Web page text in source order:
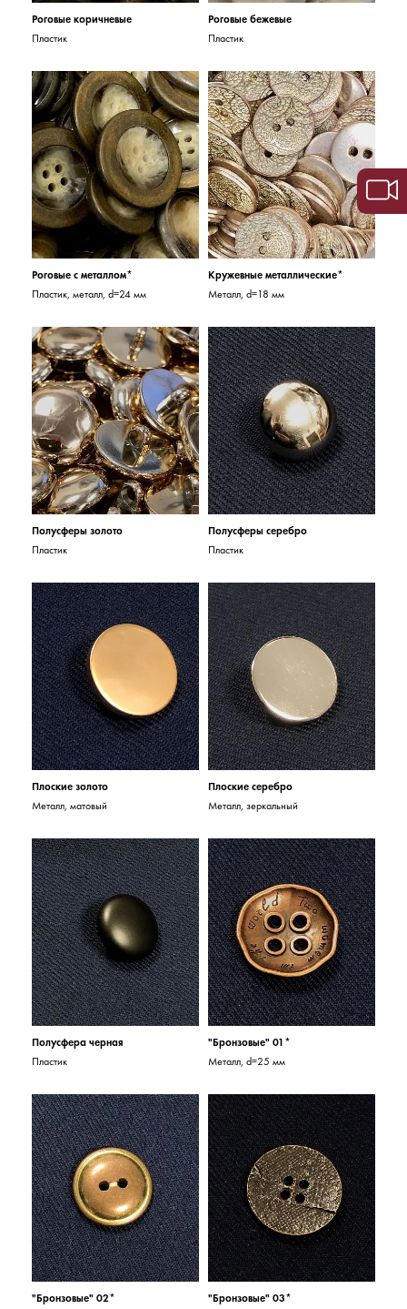
Роговые коричневые
Пластик
Роговые бежевые
Пластик
Роговые с металлом*
Пластик, металл, d=24 мм
Кружевные металлические*
Металл, d=18 мм
Полусферы золото
Пластик
Полусферы серебро
Пластик
Плоские золото
Металл, матовый
Плоские серебро
Металл, зеркальный
Полусфера черная
Пластик
"Бронзовые" 01*
Металл, d=25 мм
"Бронзовые" 02*
"Бронзовые" 03*